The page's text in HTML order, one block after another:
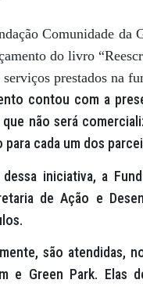
Comunidade da
do livro
serviços prestados na
contou com a
que não será
para cada um dos
dessa iniciativa, a
de Ação e
são atendidas,
e Green Park. Elas